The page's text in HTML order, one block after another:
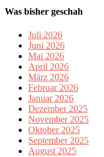
Was bisher geschah
Juli 2026
Juni 2026
Mai 2026
April 2026
März 2026
Februar 2026
Januar 2026
Dezember 2025
November 2025
Oktober 2025
September 2025
August 2025